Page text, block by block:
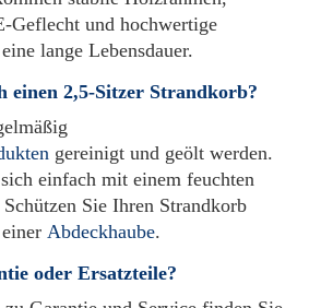
Geflecht und hochwertige
lange Lebensdauer.
einen 2,5-Sitzer Strandkorb?
gereinigt und geölt werden.
einfach mit einem feuchten
Sie Ihren Strandkorb
Abdeckhaube.
oder Ersatzteile?